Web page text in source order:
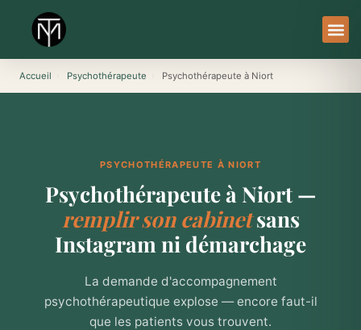
contenu
Accueil Psychothérapeute Psychothérapeute à Niort
PSYCHOTHÉRAPEUTE À NIORT
Psychothérapeute à Niort —
remplir son cabinetsans
Instagram ni démarchage
La demande d'accompagnement
psychothérapeutique explose — encore faut-il
que les patients vous trouvent.